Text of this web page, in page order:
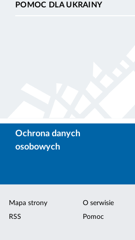
POMOC DLA UKRAINY
Ochrona danych
osobowych
Mapa strony
RSS
O serwisie
Pomoc